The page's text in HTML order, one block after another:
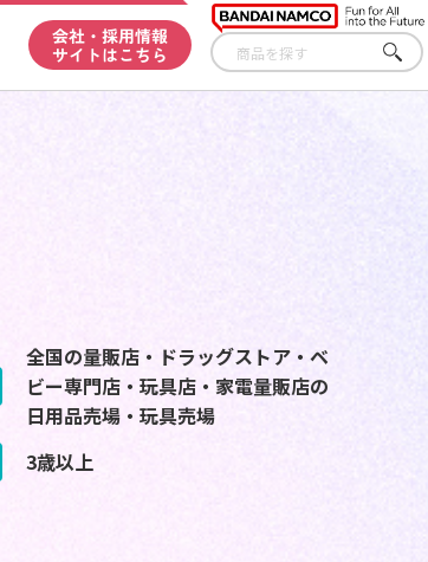
会社・採用情報
サイトはこちら
さが
す
全国の量販店・ドラッグストア・ベ
ビー専門店・玩具店・家電量販店の
日用品売場・玩具売場
3歳以上